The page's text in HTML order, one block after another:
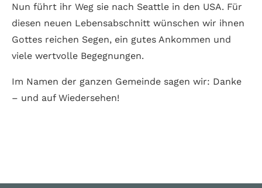
Nun führt ihr Weg sie nach Seattle in den USA. Für
diesen neuen Lebensabschnitt wünschen wir ihnen
Gottes reichen Segen, ein gutes Ankommen und
viele wertvolle Begegnungen.
Im Namen der ganzen Gemeinde sagen wir: Danke
– und auf Wiedersehen!